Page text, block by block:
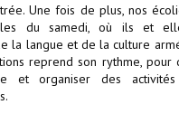
Une fois de plus, nos
du samedi, où ils et
la langue et de la culture
reprend son rythme, pour
et organiser des